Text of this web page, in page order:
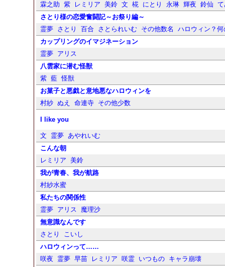
霖之助
紫 レミリア 美鈴 文 椛 にとり 永琳 輝夜 鈴仙
さとり様の恋愛奮闘記～お祭り編～
霊夢 さとり 百合 さとられいむ その他数名
ハロウィン？
カップリングのイマジネーション
霊夢 アリス
八雲家に潜む怪獣
紫 藍 怪獣
お菓子と悪戯と意地悪なハロウィンを
村紗 ぬえ 命連寺 その他少数
I like you
文 霊夢 あやれいむ
こんな朝
レミリア
美鈴
我が青春、我が航路
村紗水蜜
私たちの関係性
霊夢 アリス
魔理沙
無意識なんです
さとり
こいし
ハロウィンって……
咲夜
霊夢 早苗 レミリア 咲霊 いつもの キャラ崩壊